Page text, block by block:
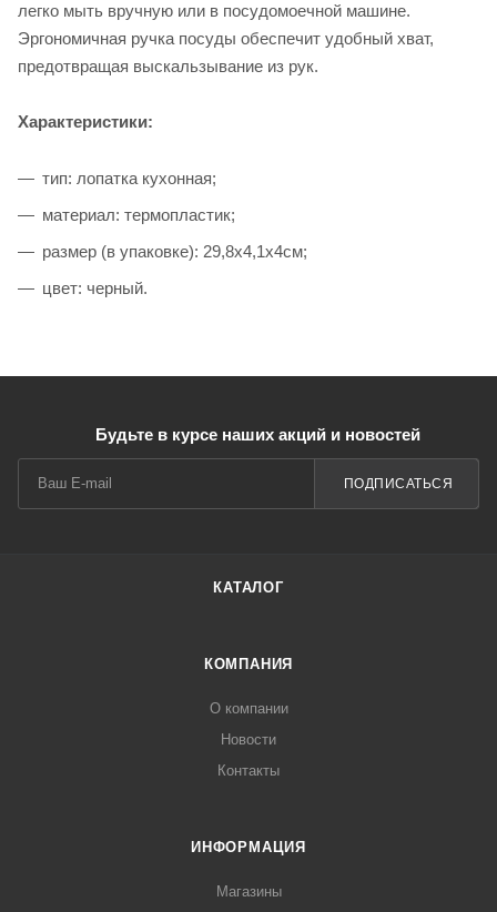
легко мыть вручную или в посудомоечной машине.
Эргономичная ручка посуды обеспечит удобный хват,
предотвращая выскальзывание из рук.
Характеристики:
тип: лопатка кухонная;
материал: термопластик;
размер (в упаковке): 29,8x4,1x4см;
цвет: черный.
Будьте в курсе наших акций и новостей
ПОДПИСАТЬСЯ
КАТАЛОГ
КОМПАНИЯ
О компании
Новости
Контакты
ИНФОРМАЦИЯ
Магазины